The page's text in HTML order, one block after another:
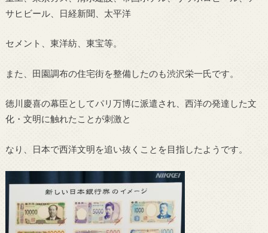
サヒビール、日経新聞、太平洋
セメント、東洋紡、東宝等。
また、田園調布の住宅街を整備したのも渋沢栄一氏です。
徳川慶喜の幕臣としてパリ万博に派遣され、西洋の発達した文
化・文明に触れたことが刺激と
なり、日本で西洋文明を追い抜くことを目指したようです。